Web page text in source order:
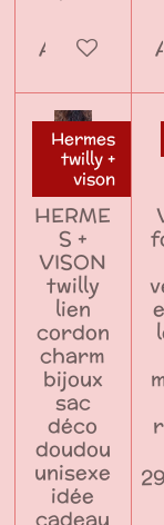
Ajouter au
Hermes
twilly +
vison
HERME
S +
VISON
twilly
lien
cordon
charm
bijoux
sac
déco
doudou
unisexe
idée
cadeau